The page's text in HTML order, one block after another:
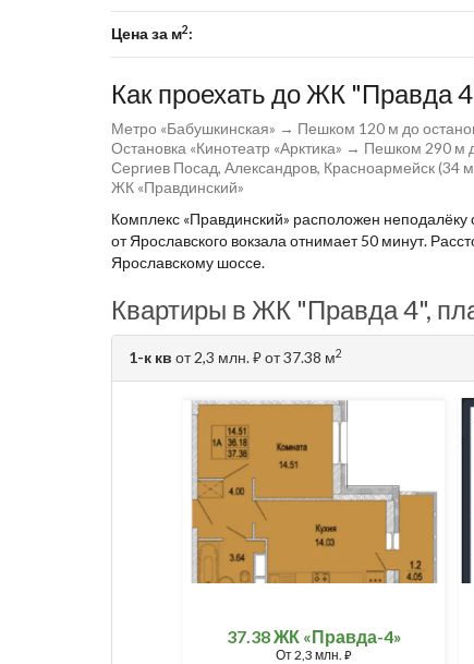
Цена за м2:
Как проехать до ЖК "Правда
Метро «Бабушкинская» → Пешком 120 м до
Остановка «Кинотеатр «Арктика» → Пешком 290
Сергиев Посад, Александров, Красноармейск
ЖК «Правдинский»
Комплекс «Правдинский» расположен
от Ярославского вокзала отнимает 50 минут.
Ярославскому шоссе.
Квартиры в ЖК "Правда 4",
1-к кв от 2,3 млн.⃏от 37.38 м2
37.38 ЖК «Правда-4»
От2,3 млн. ⃏